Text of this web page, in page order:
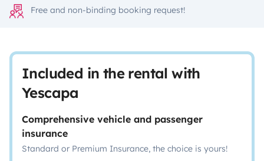
Free and non-binding booking request!
Included in the rental with
Yescapa
Comprehensive vehicle and passenger
insurance
Standard or Premium Insurance, the choice is yours!